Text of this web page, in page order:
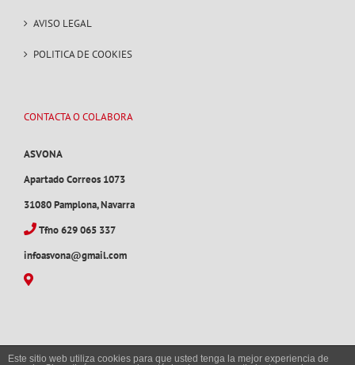
AVISO LEGAL
POLITICA DE COOKIES
CONTACTA O COLABORA
ASVONA
Apartado Correos 1073
31080 Pamplona, Navarra
Tfno 629 065 337
infoasvona@gmail.com
Este sitio web utiliza cookies para que usted tenga la mejor experiencia de